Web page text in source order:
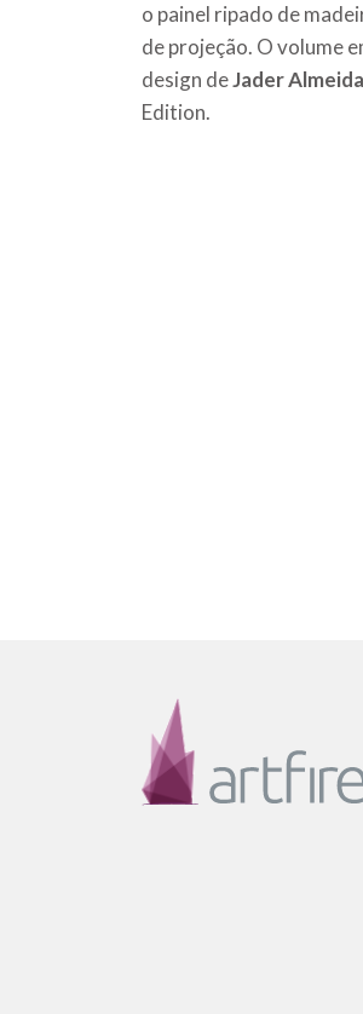
o painel ripado de
de projeção. O volume
design deJader
Edition.